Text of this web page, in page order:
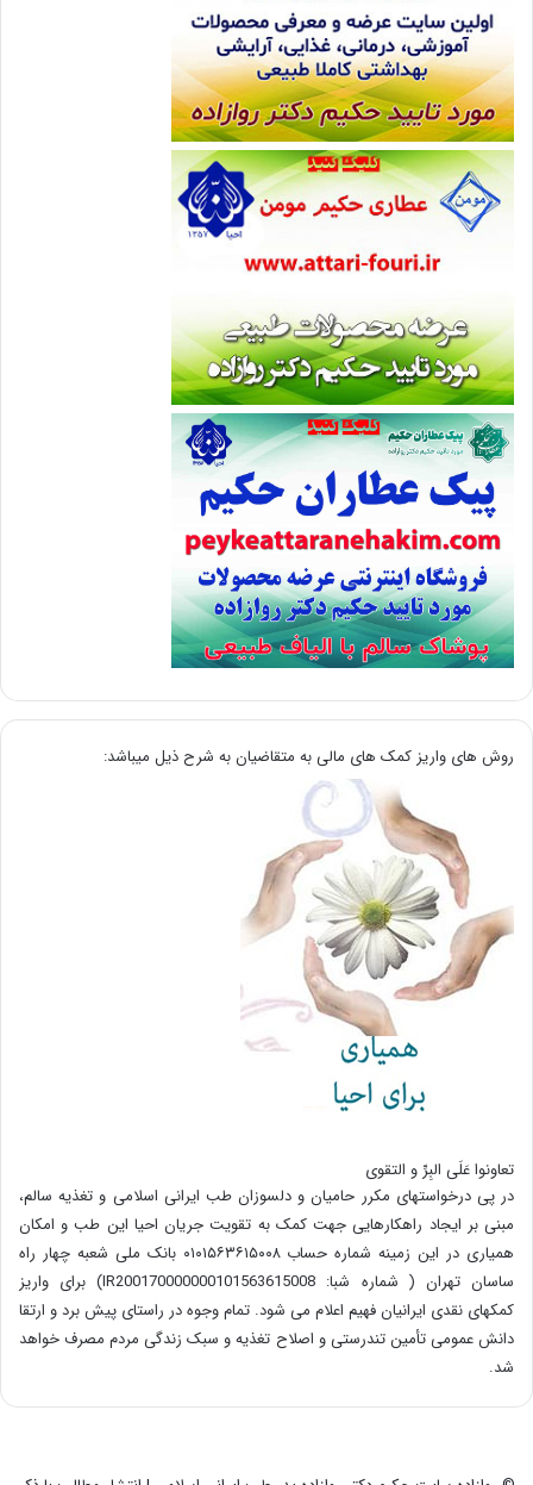
روش های واریز کمک های مالی به متقاضیان به شرح ذیل میباشد:
تعاونوا عَلَی البِرِّ و التقوی
در پی درخواستهای مکرر حامیان و دلسوزان طب ایرانی اسلامی و تغذیه سالم،
مبنی بر ایجاد راهکارهایی جهت کمک به تقویت جریان احیا این طب و امکان
همیاری در این زمینه شماره حساب ۰۱۰۱۵۶۳۶۱۵۰۰۸ بانک ملی شعبه چهار راه
ساسان تهران ( شماره شبا: IR200170000000101563615008) برای واریز
کمکهای نقدی ایرانیان فهیم اعلام می شود. تمام وجوه در راستای پیش برد و ارتقا
دانش عمومی تأمین تندرستی و اصلاح تغذیه و سبک زندگی مردم مصرف خواهد
شد.